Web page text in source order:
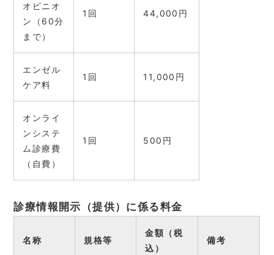
オピニオ
ン（60分
まで）
1回 44,000円
エンゼル
ケア料
1回 11,000円
オンライ
ンシステ
ム診療費
（自費）
1回 500円
診療情報開示（提供）に係る料金
名称 規格等
金額（税
込）
備考